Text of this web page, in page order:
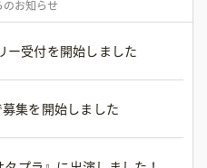
お知らせ
ー受付を開始しました
募集を開始しました